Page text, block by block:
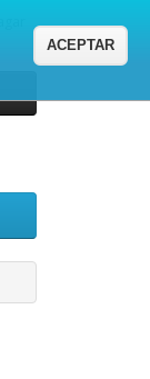
ACEPTAR